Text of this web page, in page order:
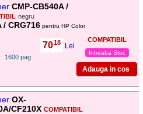
CMP-CB540A /
negru
/ CRG716 pentru HP Color
1600 pag
COMPATIBIL
Intreaba Stoc
70,18 Lei
OX-
CF210X COMPATIBIL